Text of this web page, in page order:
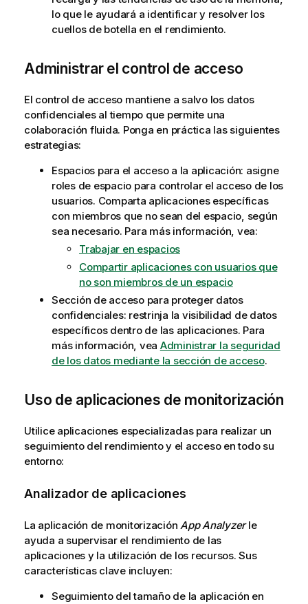
lo que le ayudará a identificar y resolver los
cuellos de botella en el rendimiento.
Administrar el control de acceso
El control de acceso mantiene a salvo los datos
confidenciales al tiempo que permite una
colaboración fluida. Ponga en práctica las siguientes
estrategias:
Espacios para el acceso a la aplicación: asigne
roles de espacio para controlar el acceso de los
usuarios. Comparta aplicaciones específicas
con miembros que no sean del espacio, según
sea necesario. Para más información, vea:
Trabajar en espacios
Compartir aplicaciones con usuarios que
no son miembros de un espacio
Sección de acceso para proteger datos
confidenciales: restrinja la visibilidad de datos
específicos dentro de las aplicaciones. Para
más información, vea Administrar la seguridad
de los datos mediante la sección de acceso.
Uso de aplicaciones de monitorización
Utilice aplicaciones especializadas para realizar un
seguimiento del rendimiento y el acceso en todo su
entorno:
Analizador de aplicaciones
La aplicación de monitorización App Analyzerle
ayuda a supervisar el rendimiento de las
aplicaciones y la utilización de los recursos. Sus
características clave incluyen:
Seguimiento del tamaño de la aplicación en